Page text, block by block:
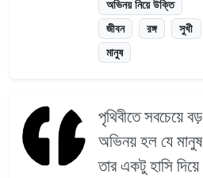
অভিনয় নিয়ে উক্তি
জীবন
রঙ্গ
সুখী
মানুষ
পৃথিবীতে সবচেয়ে বড়
অভিনয় হল যে মানুষ
তার একটু হাসি দিয়ে